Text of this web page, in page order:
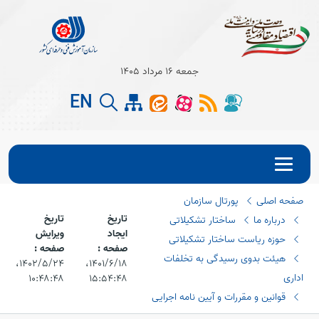
Open
Open
جمعه 16 مرداد 1405
EN
صفحه اصلی
پورتال سازمان
درباره ما
ساختار تشکیلاتی
حوزه ریاست ساختار تشکیلاتی
هیئت بدوی رسیدگی به تخلفات
اداری
قوانین و مقررات و آیین نامه اجرایی
تاریخ
ایجاد
صفحه :
۱۴۰۱/۶/۱۸،‏
۱۵:۵۴:۴۸
تاریخ
ویرایش
صفحه :
۱۴۰۲/۵/۲۴،‏
۱۰:۴۸:۴۸